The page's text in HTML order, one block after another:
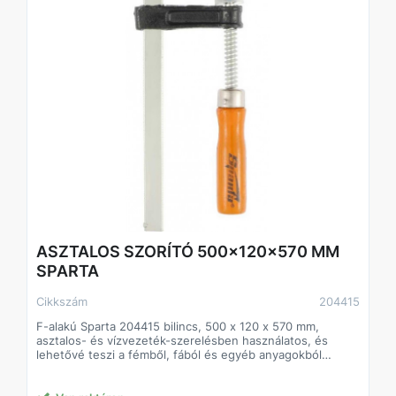
ASZTALOS SZORÍTÓ 500x120x570 MM
SPARTA
Cikkszám
204415
F-alakú Sparta 204415 bilincs, 500 x 120 x 570 mm,
asztalos- és vízvezeték-szerelésben használatos, és
lehetővé teszi a fémből, fából és egyéb anyagokból